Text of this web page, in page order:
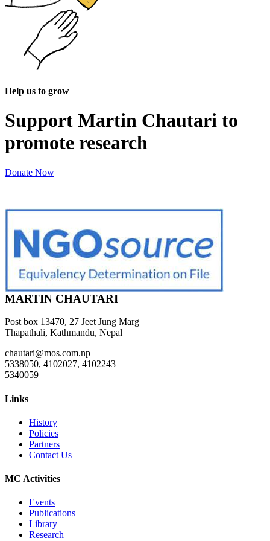
Help us to grow
Support Martin Chautari to
promote research
Donate Now
MARTIN CHAUTARI
Post box 13470, 27 Jeet Jung Marg
Thapathali, Kathmandu, Nepal
chautari@mos.com.np
5338050, 4102027, 4102243
5340059
Links
History
Policies
Partners
Contact Us
MC Activities
Events
Publications
Library
Research